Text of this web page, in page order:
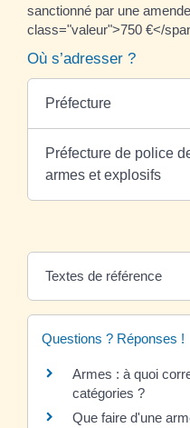
sanctionné par une
class="valeur">750 €</
Où s’adresser ?
Préfecture
Préfecture de police
armes et explosifs
Textes de référence
Questions ? Réponses !
Armes : à quoi
catégories ?
Que faire d'une